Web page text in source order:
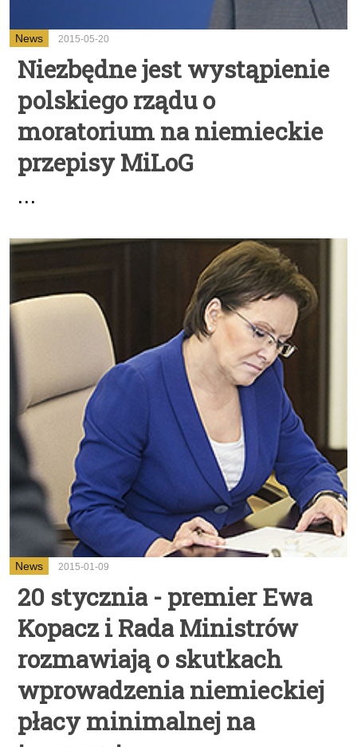
News 2015-05-20
Niezbędne jest wystąpienie
polskiego rządu o
moratorium na niemieckie
przepisy MiLoG
...
News 2015-01-09
20 stycznia - premier Ewa
Kopacz i Rada Ministrów
rozmawiają o skutkach
wprowadzenia niemieckiej
płacy minimalnej na